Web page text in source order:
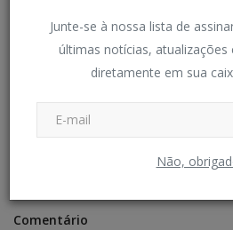
Junte-se à nossa lista de
últimas notícias, atualizações
diretamente em sua
Não,
COMENTÁRIOS
E-mail
Comentário